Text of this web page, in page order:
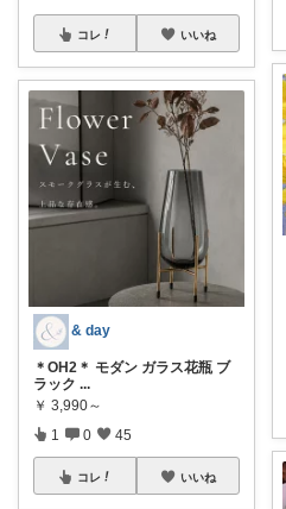
コレ いいね
& day
＊OH2＊ モダン ガラス花瓶 ブ
ラック ...
￥ 3,990～
1 0 45
コレ いいね